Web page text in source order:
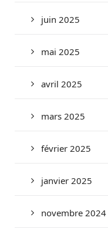
juin 2025
mai 2025
avril 2025
mars 2025
février 2025
janvier 2025
novembre 2024